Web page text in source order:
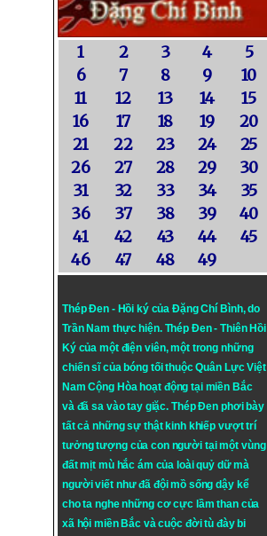
1 2 3 4
5
6
7 8 9
10
11
12 13 14
15
16
17 18 19
20
21
22 23 24
25
26
27 28 29
30
31
32 33 34
35
36
37 38 39
40
41
42 43 44
45
46
47 48 49
Thép Đen - Hồi ký của Đặng Chí Bình, do
Trần Nam thực hiện. Thép Đen- Thiên Hồi
Ký của một điện viên, một trong những
chiến sĩ của bóng tối thuộc Quân Lực Việt
Nam Cộng Hòa hoạt động tại miền Bắc
và đã sa vào tay giặc. Thép Đen phơi bày
tất cả những sự thật kinh khiếp vượt trí
tưởng tượng của con người tại một vùng
đất mịt mù hắc ám của loài quỷ dữ mà
người viết như đã đội mồ sống dậy kể
cho ta nghe những cơ cực lầm than của
xã hội miền Bắc và cuộc đời tù đày bi